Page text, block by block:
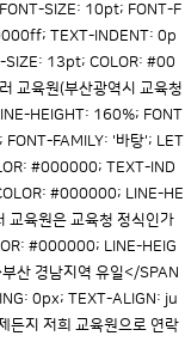
SIZE: 10pt; FONT-F
TEXT-INDENT: 0p
13pt; COLOR: #00
교육원(부산광역시 교육청
HEIGHT: 160%; FONT
FAMILY: '바탕'; LET
#000000; TEXT-IND
#000000; LINE-HE
육원은 교육청 정식인가
#000000; LINE-HEIG
산 경남지역 유일</SPAN
0px; TEXT-ALIGN: ju
든지 저희 교육원으로 연락